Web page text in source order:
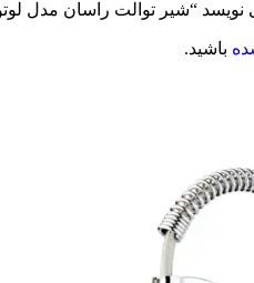
نویسد “شیر توالت راسان مدل
باشید.